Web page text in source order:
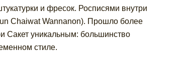
и фресок. Росписями внутри
Chaiwat Wannanon). Прошло более
Сакет уникальным: большинство
стиле.